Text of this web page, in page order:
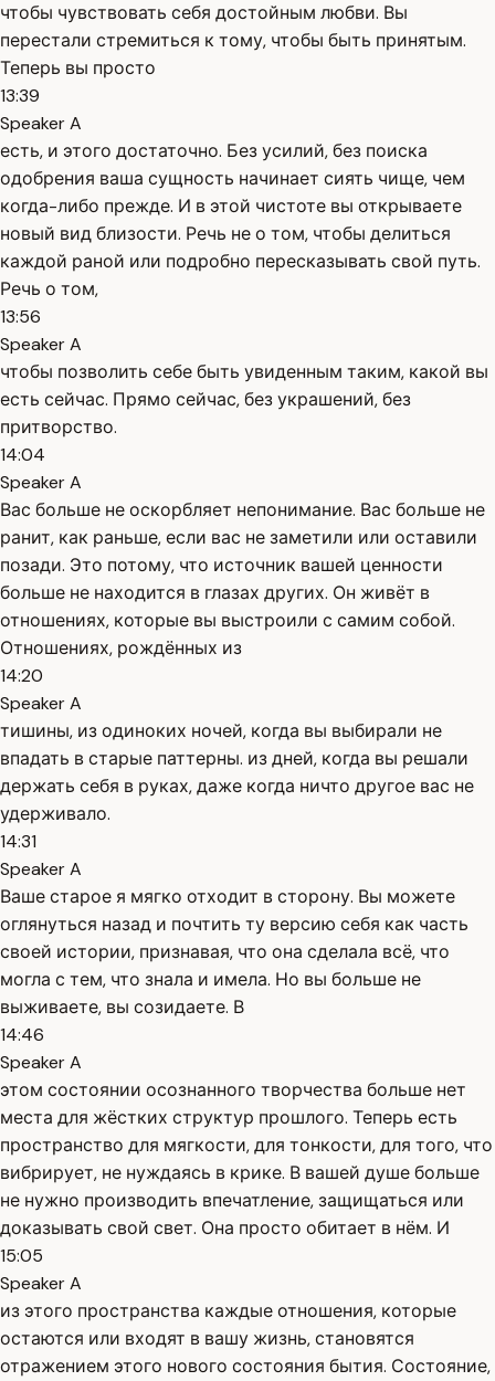
чтобы чувствовать себя достойным любви. Вы
перестали стремиться к тому, чтобы быть принятым.
Теперь вы просто
13:39
Speaker A
есть, и этого достаточно. Без усилий, без поиска
одобрения ваша сущность начинает сиять чище, чем
когда-либо прежде. И в этой чистоте вы открываете
новый вид близости. Речь не о том, чтобы делиться
каждой раной или подробно пересказывать свой путь.
Речь о том,
13:56
Speaker A
чтобы позволить себе быть увиденным таким, какой вы
есть сейчас. Прямо сейчас, без украшений, без
притворство.
14:04
Speaker A
Вас больше не оскорбляет непонимание. Вас больше не
ранит, как раньше, если вас не заметили или оставили
позади. Это потому, что источник вашей ценности
больше не находится в глазах других. Он живёт в
отношениях, которые вы выстроили с самим собой.
Отношениях, рождённых из
14:20
Speaker A
тишины, из одиноких ночей, когда вы выбирали не
впадать в старые паттерны. из дней, когда вы решали
держать себя в руках, даже когда ничто другое вас не
удерживало.
14:31
Speaker A
Ваше старое я мягко отходит в сторону. Вы можете
оглянуться назад и почтить ту версию себя как часть
своей истории, признавая, что она сделала всё, что
могла с тем, что знала и имела. Но вы больше не
выживаете, вы созидаете. В
14:46
Speaker A
этом состоянии осознанного творчества больше нет
места для жёстких структур прошлого. Теперь есть
пространство для мягкости, для тонкости, для того, что
вибрирует, не нуждаясь в крике. В вашей душе больше
не нужно производить впечатление, защищаться или
доказывать свой свет. Она просто обитает в нём. И
15:05
Speaker A
из этого пространства каждые отношения, которые
остаются или входят в вашу жизнь, становятся
отражением этого нового состояния бытия. Состояние,